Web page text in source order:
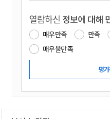
열람하신 정보에 대해
매우만족 만족
매우불만족